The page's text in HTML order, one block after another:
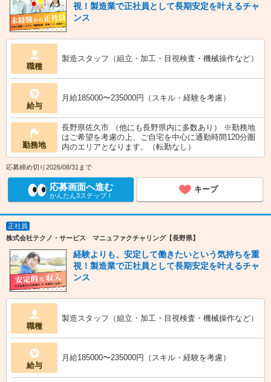
視！製造業で正社員として長期安定を叶えるチャ
ンス
職種
製造スタッフ（組立・加工・目視検査・機械操作など）
給与
月給185000〜235000円（スキル・経験を考慮）
勤務地
長野県佐久市 （他にも長野県内に多数あり） ※勤務地
はご希望を考慮の上、ご自宅を中心に通勤時間120分圏
内のエリアとなります。（転勤なし）
応募締め切り2026/08/31まで
応募画面へ進む
かんたん3ステップ！
キープ
正社員
株式会社テクノ・サービス マニュファクチャリング【長野県】
経験よりも、安定して働きたいという気持ちを重
視！製造業で正社員として長期安定を叶えるチャ
ンス
職種
製造スタッフ（組立・加工・目視検査・機械操作など）
給与
月給185000〜235000円（スキル・経験を考慮）